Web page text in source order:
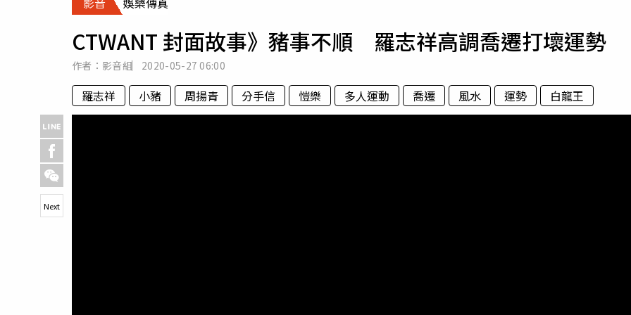
專欄
運勢
梅酒
CTWANT 封面故事》豬事不順 羅志祥高調喬遷打壞運勢
作者：影音組 2020-05-2706:00
羅志祥 小豬 周揚青 分手信 愷樂 多人運動 喬遷 風水 運勢 白龍王
Next